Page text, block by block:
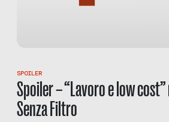
SPOILER
Spoiler – “Lavoro e low
Senza Filtro